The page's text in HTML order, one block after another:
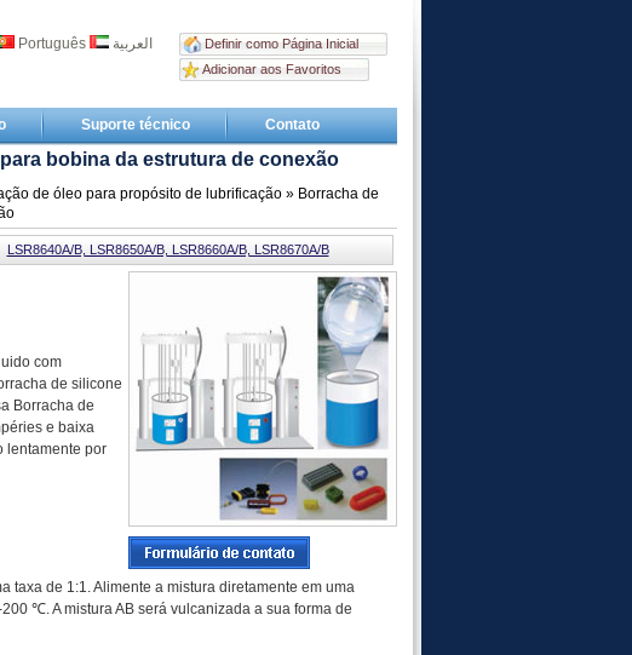
Definir como Página Inicial
Adicionar aos Favoritos
Português العربية
Suporte técnico Contato
bobina da estrutura de conexão
de óleo para propósito de lubrificação» Borracha de
LSR8640A/B, LSR8650A/B, LSR8660A/B, LSR8670A/B
com
de silicone
Borracha de
e baixa
lentamente por
taxa de 1:1. Alimente a mistura diretamente em uma
℃. A mistura AB será vulcanizada a sua forma de